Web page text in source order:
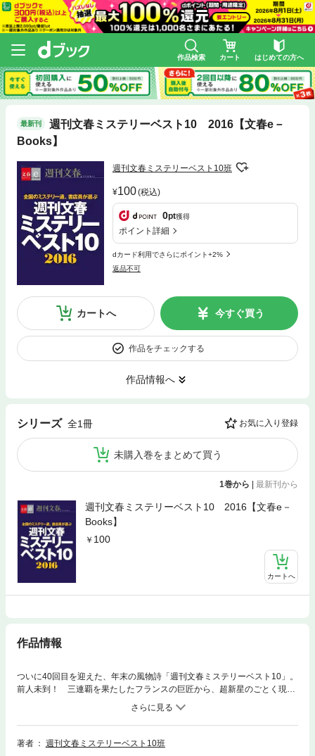
作品検索 カート はじめての方へ
最新刊
週刊文春ミステリーベスト10 2016【文春e－
Books】
週刊文春ミステリーベスト10班
100(税込)
0pt獲得
ポイント詳細
dカード利用でさらにポイント+2%
返品不可
カートへ 今すぐ買う
作品をチェックする
作品情報へ
シリーズ 全1冊 お気に入り登録
未購入巻をまとめて買う
1巻から | 最新刊から
週刊文春ミステリーベスト10 2016【文春e－
Books】
100
カートへ
作品情報
ついに40回目を迎えた、年末の風物詩「週刊文春ミステリーベスト10」。
前人未到！ 三連覇を果たしたフランスの巨匠から、超新星のごとく現れ
た期待の作家まで、全国のミステリー通、書店員といった目利きによる選
り抜き20作を一挙紹介。果たして今年はどんな作品がランクインするの
か!?この一年のミステリ小説のすべてがわかる！オリジナル電子書籍。
【主な内容】国内部門／海外部門 各ベスト10の紹介国内部門一位 塩田
著者
週刊文春ミステリーベスト10班